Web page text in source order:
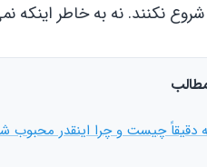
نکنند. نه به خاطر اینکه
دقیقاً چیست و چرا اینقدر محبوب